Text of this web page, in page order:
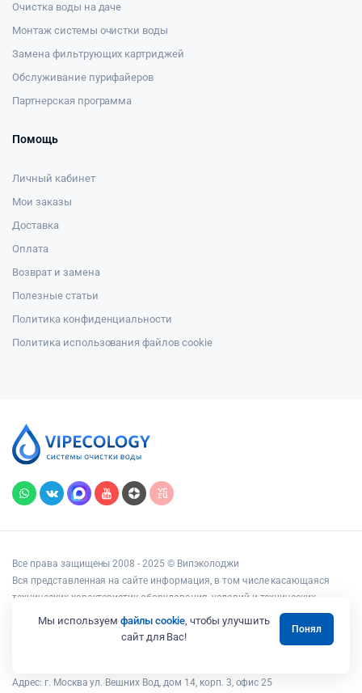
Очистка воды на даче
Монтаж системы очистки воды
Замена фильтрующих картриджей
Обслуживание пурифайеров
Партнерская программа
Помощь
Личный кабинет
Мои заказы
Доставка
Оплата
Возврат и замена
Полезные статьи
Политика конфиденциальности
Политика использования файлов cookie
Все права защищены 2008 - 2025 © Випэколоджи
Вся представленная на сайте информация, в том числе касающаяся
технических характеристик оборудования, условий и технических
возможностей подключения, наличия на складе, стоимости товаров и
услуг, носит информационный характер и ни при каких условиях не
является публичной офертой, определяемой положениями статьи 437
Адрес: г. Москва ул. Вешних Вод, дом 14, корп. 3, офис 25
Мы используем файлы cookie, чтобы улучшить
сайт для Вас!
Понял